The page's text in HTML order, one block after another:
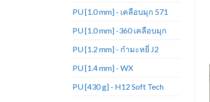
PU [1.0 mm] - เคลือบมุก 571
PU [1.0 mm] -360 เคลือบมุก
PU [1.2 mm] - กำมะหยี่ J2
PU [1.4 mm] - WX
PU [430 g] - H12 Soft Tech